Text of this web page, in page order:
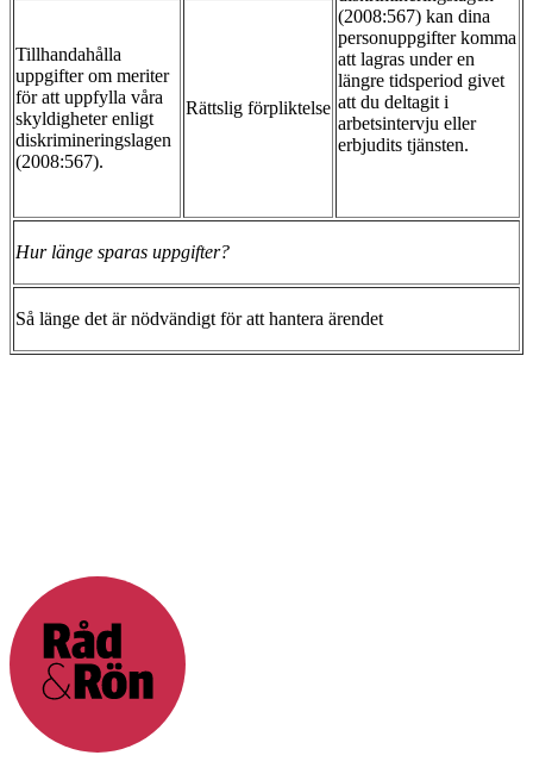
(2008:567) kan dina
personuppgifter komma
att lagras under en
längre tidsperiod givet
att du deltagit i
arbetsintervju eller
erbjudits tjänsten.
Tillhandahålla
uppgifter om meriter
för att uppfylla våra
skyldigheter enligt
diskrimineringslagen
(2008:567).
Rättslig förpliktelse
Hur länge sparas uppgifter?
Så länge det är nödvändigt för att hantera ärendet